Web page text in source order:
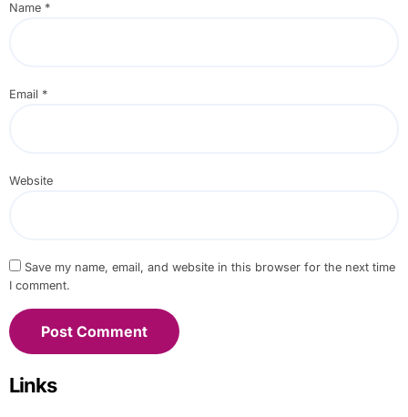
Name *
Email *
Website
Save my name, email, and website in this browser for the next time
I comment.
Links